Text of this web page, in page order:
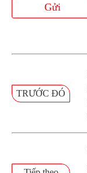
Gửi
TRƯỚC ĐÓ